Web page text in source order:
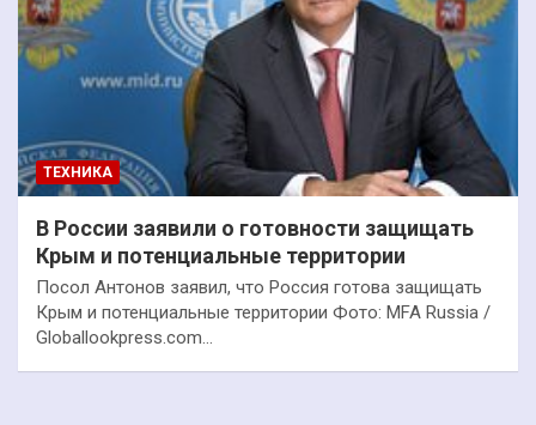
ТЕХНИКА
В России заявили о готовности защищать
Крым и потенциальные территории
Посол Антонов заявил, что Россия готова защищать
Крым и потенциальные территории Фото: MFA Russia /
Globallookpress.com…